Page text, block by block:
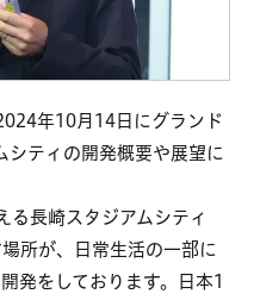
年10月14日にグランド
シティの開発概要や展望に
る長崎スタジアムシティ
所が、日常生活の一部に
発をしております。日本1